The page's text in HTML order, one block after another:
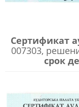
Сертификат
007303,
срок